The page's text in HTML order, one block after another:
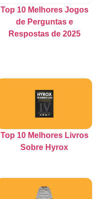
Top 10 Melhores Jogos
de Perguntas e
Respostas de 2025
Top 10 Melhores Livros
Sobre Hyrox